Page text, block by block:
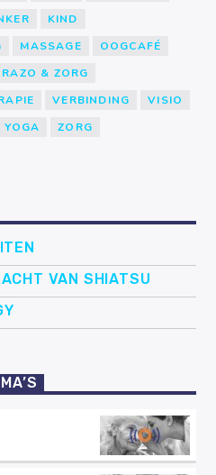
KIND
MASSAGE
OOGCAFÉ
RAZO & ZORG
VERBINDING
VISIO
YOGA ZORG
VAN SHIATSU